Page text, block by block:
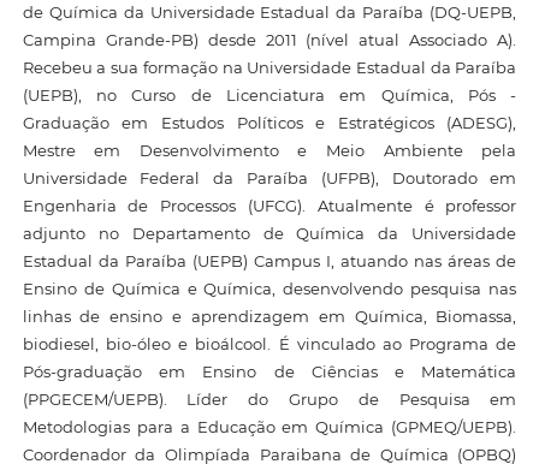
de Química da Universidade Estadual da Paraíba (DQ-UEPB,
Campina Grande-PB) desde 2011 (nível atual Associado A).
Recebeu a sua formação na Universidade Estadual da Paraíba
(UEPB), no Curso de Licenciatura em Química, Pós -
Graduação em Estudos Políticos e Estratégicos (ADESG),
Mestre em Desenvolvimento e Meio Ambiente pela
Universidade Federal da Paraíba (UFPB), Doutorado em
Engenharia de Processos (UFCG). Atualmente é professor
adjunto no Departamento de Química da Universidade
Estadual da Paraíba (UEPB) Campus I, atuando nas áreas de
Ensino de Química e Química, desenvolvendo pesquisa nas
linhas de ensino e aprendizagem em Química, Biomassa,
biodiesel, bio-óleo e bioálcool. É vinculado ao Programa de
Pós-graduação em Ensino de Ciências e Matemática
(PPGECEM/UEPB). Líder do Grupo de Pesquisa em
Metodologias para a Educação em Química (GPMEQ/UEPB).
Coordenador da Olimpíada Paraibana de Química (OPBQ)